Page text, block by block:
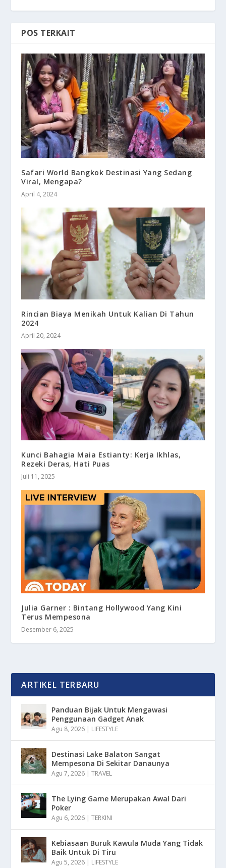
POS TERKAIT
Safari World Bangkok Destinasi Yang Sedang
Viral, Mengapa?
April 4, 2024
Rincian Biaya Menikah Untuk Kalian Di Tahun
2024
April 20, 2024
Kunci Bahagia Maia Estianty: Kerja Ikhlas,
Rezeki Deras, Hati Puas
Juli 11, 2025
Julia Garner : Bintang Hollywood Yang Kini
Terus Mempesona
Desember 6, 2025
ARTIKEL TERBARU
Panduan Bijak Untuk Mengawasi
Penggunaan Gadget Anak
Agu 8, 2026 | LIFESTYLE
Destinasi Lake Balaton Sangat
Mempesona Di Sekitar Danaunya
Agu 7, 2026 |TRAVEL
The Lying Game Merupakan Awal Dari
Poker
Agu 6, 2026 |TERKINI
Kebiasaan Buruk Kawula Muda Yang Tidak
Baik Untuk Di Tiru
Agu 5, 2026 | LIFESTYLE